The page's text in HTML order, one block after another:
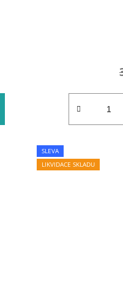
SLEVA
LIKVIDACE SKLADU